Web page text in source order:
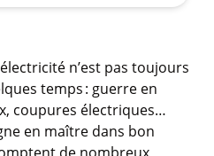
n’est pas toujours
temps : guerre en
coupures électriques…
en maître dans bon
de nombreux